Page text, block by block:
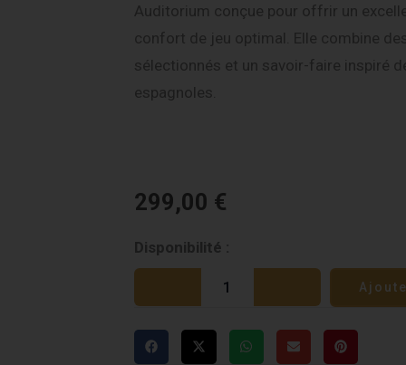
Auditorium conçue pour offrir un
confort de jeu optimal. Elle combine
sélectionnés et un savoir-faire inspiré
espagnoles.
299,00 €
Disponibilité :
quantité
de
EC-
FGS-